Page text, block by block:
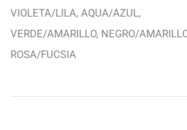
VIOLETA/LILA, AQUA/AZUL,
VERDE/AMARILLO, NEGRO/
ROSA/FUCSIA